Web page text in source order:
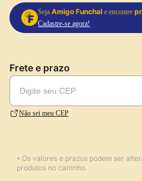
Seja Amigo Funchal e encontre
Cadastre-se agora!
Frete e prazo
Não sei meu CEP
* Os valores e prazos podem ser
produtos no carrinho.